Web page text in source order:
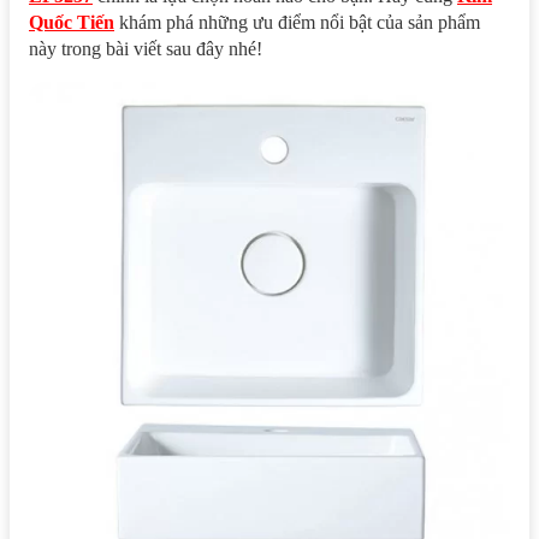
Quốc Tiến khám phá những ưu điểm nổi bật của sản phẩm
này trong bài viết sau đây nhé!